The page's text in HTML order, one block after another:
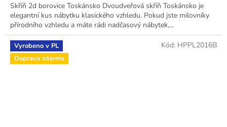
Skříň 2d borovice Toskánsko Dvoudveřová skříň Toskánsko je
elegantní kus nábytku klasického vzhledu. Pokud jste milovníky
přírodního vzhledu a máte rádi nadčasový nábytek,...
Vyrobeno v PL
Doprava zdarma
Kód: HPPL2016B